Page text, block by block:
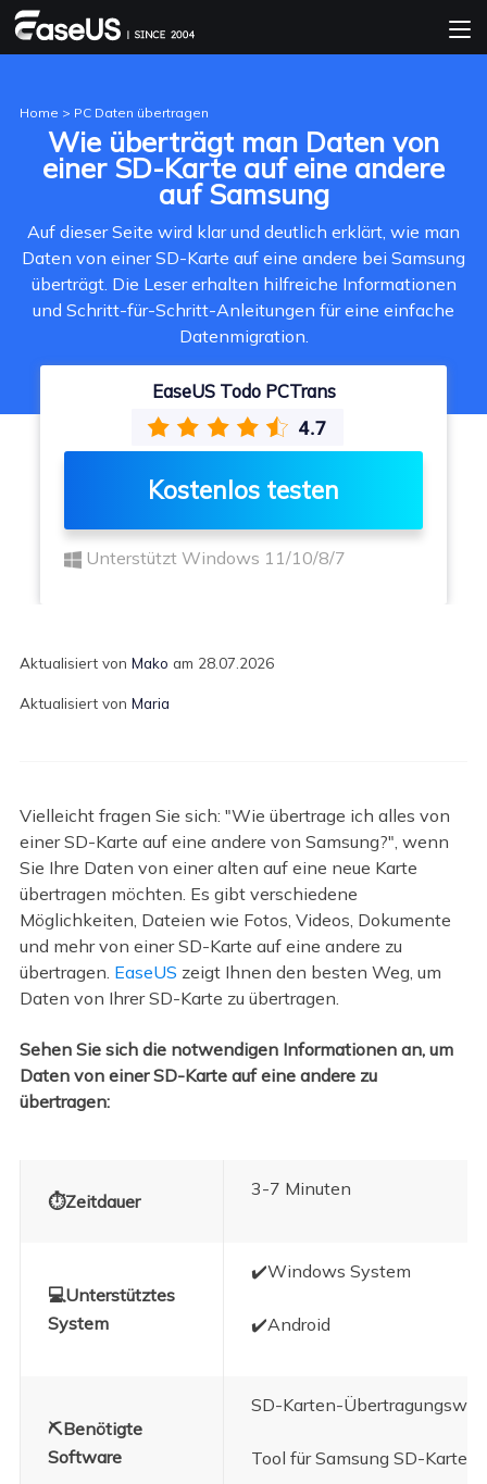
Home > PC Daten übertragen
Wie überträgt man Daten von
einer SD-Karte auf eine andere
auf Samsung
Auf dieser Seite wird klar und deutlich erklärt, wie man
Daten von einer SD-Karte auf eine andere bei Samsung
überträgt. Die Leser erhalten hilfreiche Informationen
und Schritt-für-Schritt-Anleitungen für eine einfache
Datenmigration.
EaseUS Todo PCTrans
Kostenlos testen
Unterstützt Windows 11/10/8/7
Aktualisiert von Mako am 28.07.2026
Aktualisiert von Maria
Vielleicht fragen Sie sich: "Wie übertrage ich alles von
einer SD-Karte auf eine andere von Samsung?", wenn
Sie Ihre Daten von einer alten auf eine neue Karte
übertragen möchten. Es gibt verschiedene
Möglichkeiten, Dateien wie Fotos, Videos, Dokumente
und mehr von einer SD-Karte auf eine andere zu
übertragen. EaseUS zeigt Ihnen den besten Weg, um
Daten von Ihrer SD-Karte zu übertragen.
Sehen Sie sich die notwendigen Informationen an, um
Daten von einer SD-Karte auf eine andere zu
übertragen:
⏱️Zeitdauer
3-7 Minuten
💻Unterstütztes
System
✔️Windows System
✔️Android
⛏️Benötigte
Software
SD-Karten-
Tool für Samsung SD-Karte